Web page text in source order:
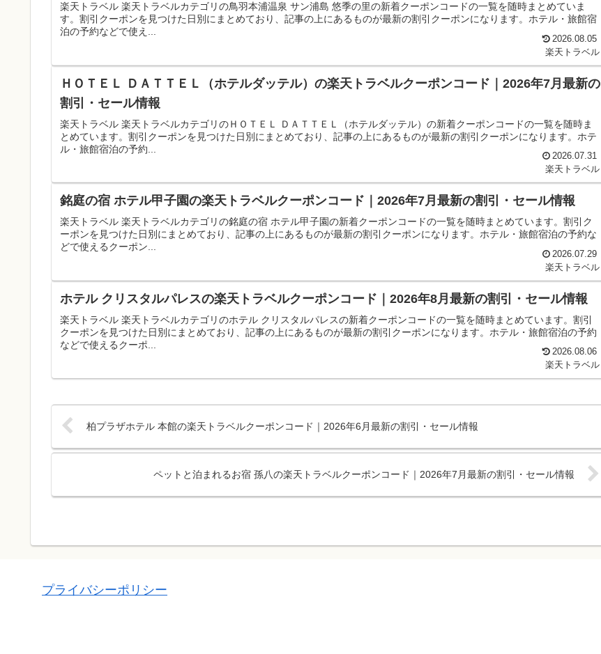
楽天トラベル 楽天トラベルカテゴリの鳥羽本浦温泉 サン浦島 悠季の里の新着クーポンコードの一覧を随時まとめていま
す。割引クーポンを見つけた日別にまとめており、記事の上にあるものが最新の割引クーポンになります。ホテル・旅館宿
泊の予約などで使え...
2026.08.05
楽天トラベル
ＨＯＴＥＬ ＤＡＴＴＥＬ（ホテルダッテル）の楽天トラベルクーポンコード｜2026年7月最新の
割引・セール情報
楽天トラベル 楽天トラベルカテゴリのＨＯＴＥＬ ＤＡＴＴＥＬ（ホテルダッテル）の新着クーポンコードの一覧を随時ま
とめています。割引クーポンを見つけた日別にまとめており、記事の上にあるものが最新の割引クーポンになります。ホテ
ル・旅館宿泊の予約...
2026.07.31
楽天トラベル
銘庭の宿 ホテル甲子園の楽天トラベルクーポンコード｜2026年7月最新の割引・セール情報
楽天トラベル 楽天トラベルカテゴリの銘庭の宿 ホテル甲子園の新着クーポンコードの一覧を随時まとめています。割引ク
ーポンを見つけた日別にまとめており、記事の上にあるものが最新の割引クーポンになります。ホテル・旅館宿泊の予約な
どで使えるクーポン...
2026.07.29
楽天トラベル
ホテル クリスタルパレスの楽天トラベルクーポンコード｜2026年8月最新の割引・セール情報
楽天トラベル 楽天トラベルカテゴリのホテル クリスタルパレスの新着クーポンコードの一覧を随時まとめています。割引
クーポンを見つけた日別にまとめており、記事の上にあるものが最新の割引クーポンになります。ホテル・旅館宿泊の予約
などで使えるクーポ...
2026.08.06
楽天トラベル
柏プラザホテル 本館の楽天トラベルクーポンコード｜2026年6月最新の割引・セール情報
ペットと泊まれるお宿 孫八の楽天トラベルクーポンコード｜2026年7月最新の割引・セール情報
プライバシーポリシー